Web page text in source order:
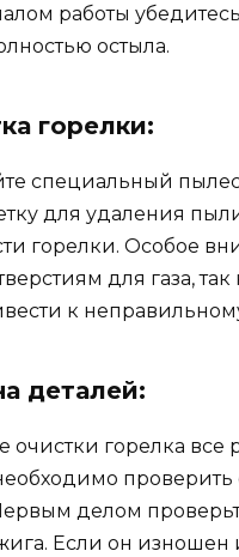
работы
остыла.
горелки:
специальный
для удаления
горелки. Особое
для газа,
к
деталей:
очистки горелка все
проверить
делом
Если он изношен